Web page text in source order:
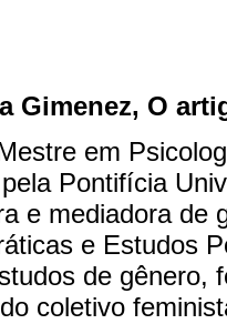
Gimenez, O
em
Pontifícia
e mediadora de
e Estudos
de gênero,
coletivo